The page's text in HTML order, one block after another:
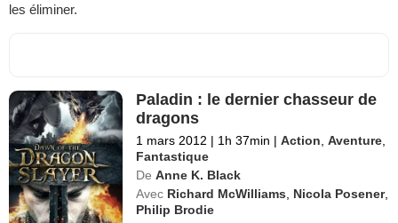
les éliminer.
Paladin : le dernier chasseur de
dragons
1 mars 2012 | 1h 37min | Action ,Aventure
Fantastique
De Anne K. Black
Avec Richard McWilliams Nicola Posener,
Philip Brodie